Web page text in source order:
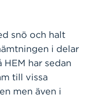
snö och halt
i delar
har sedan
till vissa
men även i